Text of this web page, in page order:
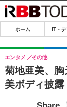
ホーム
IT・デジタル
IT・デジタ
SPEED TEST
ホーム IT・
菊地亜美、
美ボディ披露
エンタメ その他